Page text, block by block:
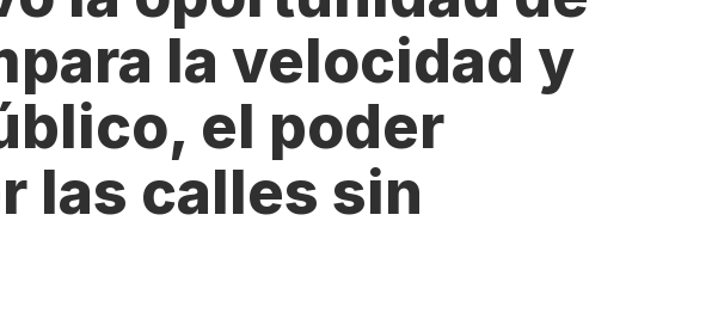
Estudia Desarrollo Web en
+30 Summer English for
Professionals en Melbourne
ENVIAR
la velocidad y
el poder
las calles sin